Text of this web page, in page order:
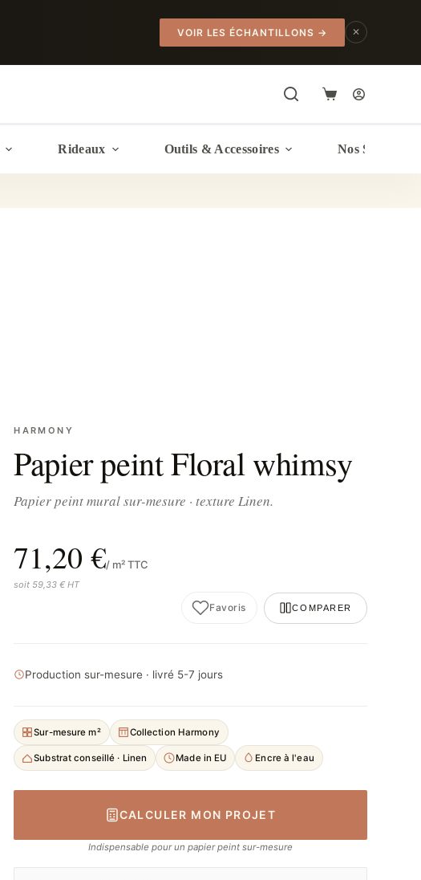
VOIR LES ÉCHANTILLONS → ✕
Panier
Rideaux Outils & Accessoires Nos Services
HARMONY
Papier peint Floral whimsy
Papier peint mural sur-mesure · texture Linen.
71,20 €/ m² TTC
soit 59,33 € HT
Favoris COMPARER
Production sur-mesure · livré 5-7 jours
Sur-mesure m² Collection Harmony
Substrat conseillé · Linen Made in EU Encre à l'eau
CALCULER MON PROJET
Indispensable pour un papier peint sur-mesure